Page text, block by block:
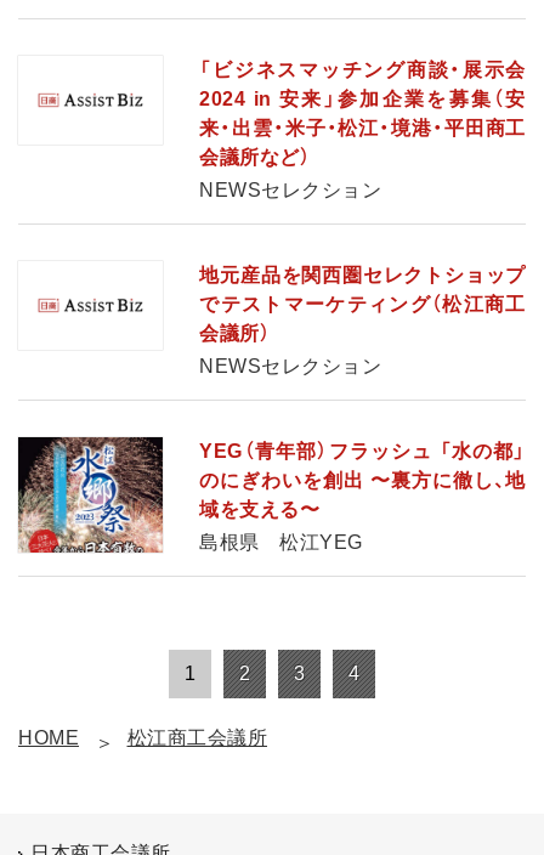
「ビジネスマッチング商談・展示会
2024 in 安来」参加企業を募集（安
来・出雲・米子・松江・境港・平田商工
会議所など）
NEWSセレクション
地元産品を関西圏セレクトショップ
でテストマーケティング（松江商工
会議所）
NEWSセレクション
YEG（青年部）フラッシュ 「水の都」
のにぎわいを創出 〜裏方に徹し、地
域を支える〜
島根県 松江YEG
1 2 3 4
HOME 松江商工会議所